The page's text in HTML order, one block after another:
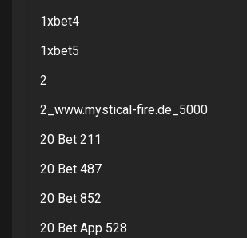
1xbet4
1xbet5
2
2_www.mystical-fire.de_5000
20 Bet 211
20 Bet 487
20 Bet 852
20 Bet App 528